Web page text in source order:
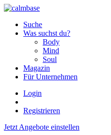
Suche
Was suchst du?
Body
Mind
Soul
Magazin
Für Unternehmen
Login
Registrieren
Jetzt Angebote einstellen